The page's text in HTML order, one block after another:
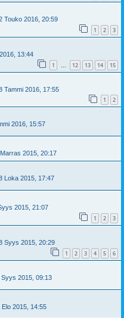
Touko 2016, 20:59
1 2 3
13:44
1 … 12 13 14 15
Tammi 2016, 17:55
1 2
2016, 15:57
2015, 20:17
Loka 2015, 17:47
2015, 21:07
1 2 3
Syys 2015, 20:29
1 2 3 4 5 6
Syys 2015, 09:13
Elo 2015, 14:55